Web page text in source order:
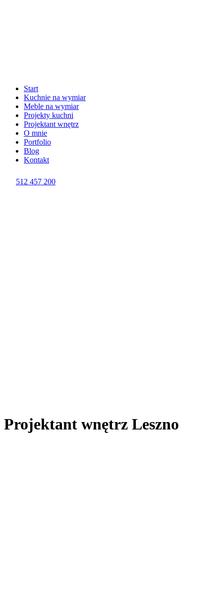
Start
Kuchnie na wymiar
Meble na wymiar
Projekty kuchni
Projektant wnętrz
O mnie
Portfolio
Blog
Kontakt
512 457 200
Projektant wnętrz Leszno